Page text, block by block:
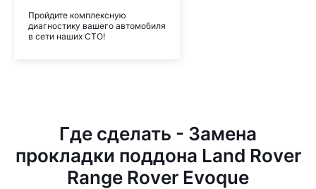
Пройдите комплексную
диагностику вашего автомобиля
в сети наших СТО!
Где сделать - Замена
прокладки поддона Land Rover
Range Rover Evoque